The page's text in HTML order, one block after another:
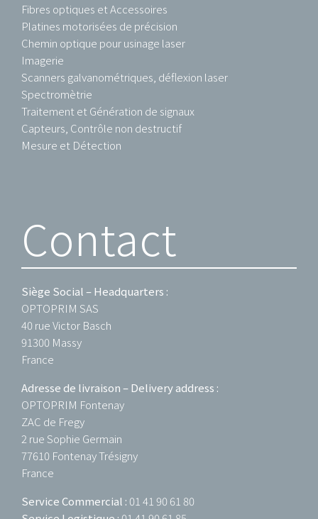
Fibres optiques et Accessoires
Platines motorisées de précision
Chemin optique pour usinage laser
Imagerie
Scanners galvanométriques, déflexion laser
Spectromètrie
Traitement et Génération de signaux
Capteurs, Contrôle non destructif
Mesure et Détection
Contact
Siège Social – Headquarters :
OPTOPRIM SAS
40 rue Victor Basch
91300 Massy
France
Adresse de livraison – Delivery address :
OPTOPRIM Fontenay
ZAC de Fregy
2 rue Sophie Germain
77610 Fontenay Trésigny
France
Service Commercial : 01 41 90 61 80